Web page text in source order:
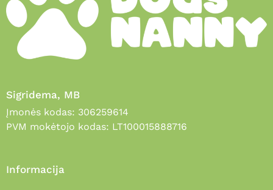
Sigridema, MB
Įmonės kodas: 306259614
PVM mokėtojo kodas: LT100015888716
Informacija